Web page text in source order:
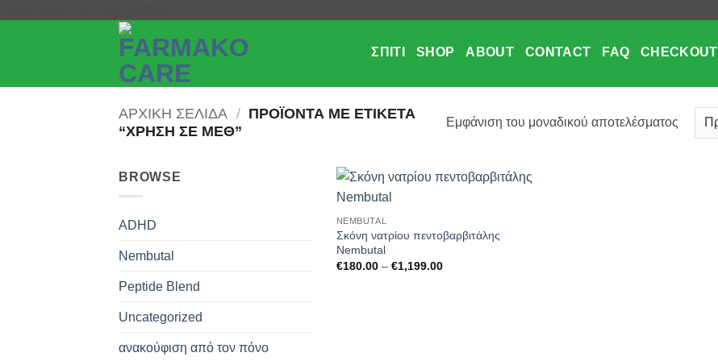
περιεχόμενο
ΣΠΊΤΙ SHOP ABOUT CONTACT FAQ CHECKOUT
ΑΡΧΙΚΉ ΣΕΛΊΔΑ / ΠΡΟΪΌΝΤΑ ΜΕ ΕΤΙΚΈΤΑ
“ΧΡΉΣΗ ΣΕ ΜΕΘ”
Εμφάνιση του μοναδικού αποτελέσματος
BROWSE
ADHD
Nembutal
Peptide Blend
Uncategorized
ανακούφιση από τον πόνο
NEMBUTAL
Σκόνη νατρίου πεντοβαρβιτάλης
Nembutal
€180.00 – €1,199.00Price